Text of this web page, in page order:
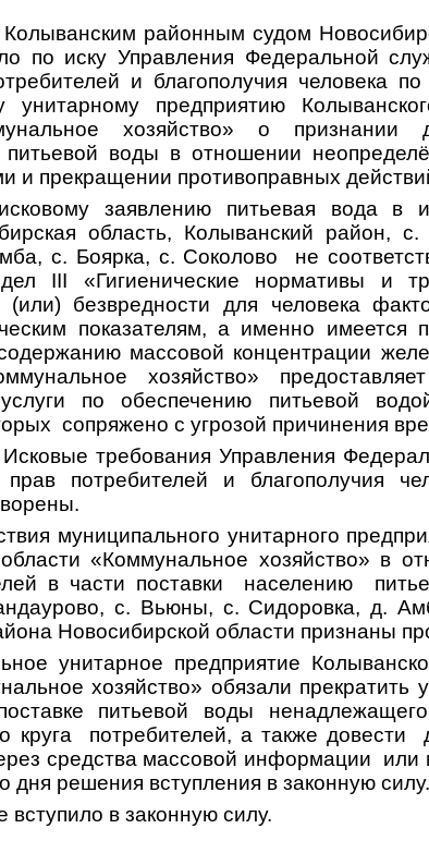
районным судом
по иску Управления Федеральной
и благополучия человека
унитарному предприятию
хозяйство» о признании
питьевой воды в отношении
и прекращении противоправных
заявлению питьевая вода в
область, Колыванский район, с.
с. Боярка, с. Соколово
не
III «Гигиенические нормативы и
(или) безвредности для человека
показателям, а именно имеется
массовой концентрации
хозяйство»
по обеспечению питьевой
сопряжено с угрозой причинения
требования Управления
потребителей и благополучия
муниципального унитарного
«Коммунальное хозяйство» в
в части поставки
населению
с. Вьюны, с. Сидоровка, д.
Новосибирской области признаны
унитарное предприятие
хозяйство» обязали прекратить
питьевой воды ненадлежащего
круга
потребителей, а также довести
средства массовой информации
или
дня решения вступления в законную силу.
в законную силу.